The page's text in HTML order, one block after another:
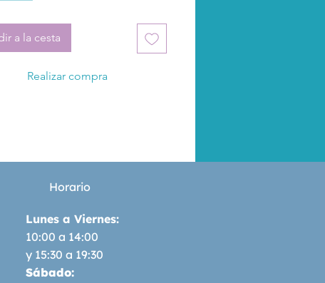
a la cesta
Realizar compra
Horario
Lunes a Viernes:
10:00 a 14:00
y 15:30 a 19:30
Sábado: